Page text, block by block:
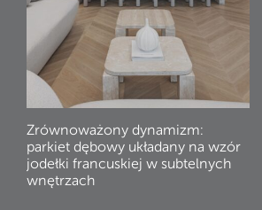
Zrównoważony dynamizm:
parkiet dębowy układany na wzór
jodełki francuskiej w subtelnych
wnętrzach